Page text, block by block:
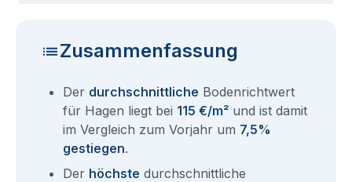
Zusammenfassung
Der durchschnittliche Bodenrichtwert
für Hagen liegt bei 115 €/m² und ist damit
im Vergleich zum Vorjahr um 7,5%
gestiegen.
Der höchste durchschnittliche